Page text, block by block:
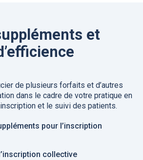
et
de plusieurs forfaits et d’autres
dans le cadre de votre pratique en
et le suivi des patients.
pour l’inscription
collective